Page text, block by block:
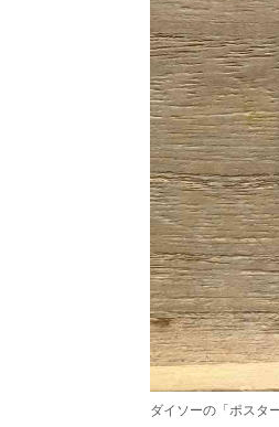
ダイソーの「ポスタ